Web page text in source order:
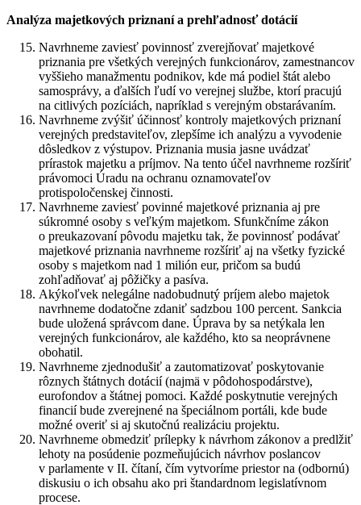
Analýza majetkových priznaní a prehľadnosť dotácií
Navrhneme zaviesť povinnosť zverejňovať majetkové
priznania pre všetkých verejných funkcionárov, zamestnancov
vyššieho manažmentu podnikov, kde má podiel štát alebo
samosprávy, a ďalších ľudí vo verejnej službe, ktorí pracujú
na citlivých pozíciách, napríklad s verejným obstarávaním.
Navrhneme zvýšiť účinnosť kontroly majetkových priznaní
verejných predstaviteľov, zlepšíme ich analýzu a vyvodenie
dôsledkov z výstupov. Priznania musia jasne uvádzať
prírastok majetku a príjmov. Na tento účel navrhneme rozšíriť
právomoci Úradu na ochranu oznamovateľov
protispoločenskej činnosti.
Navrhneme zaviesť povinné majetkové priznania aj pre
súkromné osoby s veľkým majetkom. Sfunkčníme zákon
o preukazovaní pôvodu majetku tak, že povinnosť podávať
majetkové priznania navrhneme rozšíriť aj na všetky fyzické
osoby s majetkom nad 1 milión eur, pričom sa budú
zohľadňovať aj pôžičky a pasíva.
Akýkoľvek nelegálne nadobudnutý príjem alebo majetok
navrhneme dodatočne zdaniť sadzbou 100 percent. Sankcia
bude uložená správcom dane. Úprava by sa netýkala len
verejných funkcionárov, ale každého, kto sa neoprávnene
obohatil.
Navrhneme zjednodušiť a zautomatizovať poskytovanie
rôznych štátnych dotácií (najmä v pôdohospodárstve),
eurofondov a štátnej pomoci. Každé poskytnutie verejných
financií bude zverejnené na špeciálnom portáli, kde bude
možné overiť si aj skutočnú realizáciu projektu.
Navrhneme obmedziť prílepky k návrhom zákonov a predlžiť
lehoty na posúdenie pozmeňujúcich návrhov poslancov
v parlamente v II. čítaní, čím vytvoríme priestor na (odbornú)
diskusiu o ich obsahu ako pri štandardnom legislatívnom
procese.